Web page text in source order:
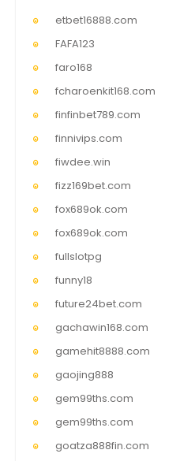
etbet16888.com
FAFA123
faro168
fcharoenkit168.com
finfinbet789.com
finnivips.com
fiwdee.win
fizz169bet.com
fox689ok.com
fox689ok.com
fullslotpg
funny18
future24bet.com
gachawin168.com
gamehit8888.com
gaojing888
gem99ths.com
gem99ths.com
goatza888fin.com